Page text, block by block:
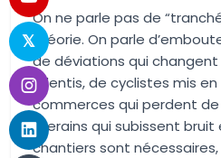
On ne parle pas de
théorie. On parle
de déviations qui changent
ralentis, de cyclistes mis
commerces qui perdent
riverains qui subissent bruit
chantiers sont